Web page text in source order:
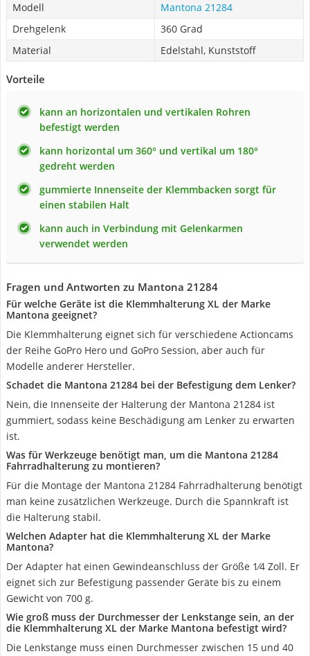
Modell
Mantona 21284
Drehgelenk
360 Grad
Material
Edelstahl, Kunststoff
Vorteile
kann an horizontalen und vertikalen Rohren
befestigt werden
kann horizontal um 360° und vertikal um 180°
gedreht werden
gummierte Innenseite der Klemmbacken sorgt für
einen stabilen Halt
kann auch in Verbindung mit Gelenkarmen
verwendet werden
Fragen und Antworten zu Mantona 21284
Für welche Geräte ist die Klemmhalterung XL der Marke
Mantona geeignet?
Die Klemmhalterung eignet sich für verschiedene Actioncams
der Reihe GoPro Hero und GoPro Session, aber auch für
Modelle anderer Hersteller.
Schadet die Mantona 21284 bei der Befestigung dem Lenker?
Nein, die Innenseite der Halterung der Mantona 21284 ist
gummiert, sodass keine Beschädigung am Lenker zu erwarten
ist.
Was für Werkzeuge benötigt man, um die Mantona 21284
Fahrradhalterung zu montieren?
Für die Montage der Mantona 21284 Fahrradhalterung benötigt
man keine zusätzlichen Werkzeuge. Durch die Spannkraft ist
die Halterung stabil.
Welchen Adapter hat die Klemmhalterung XL der Marke
Mantona?
Der Adapter hat einen Gewindeanschluss der Größe 1⁄4 Zoll. Er
eignet sich zur Befestigung passender Geräte bis zu einem
Gewicht von 700 g.
Wie groß muss der Durchmesser der Lenkstange sein, an der
die Klemmhalterung XL der Marke Mantona befestigt wird?
Die Lenkstange muss einen Durchmesser zwischen 15 und 40